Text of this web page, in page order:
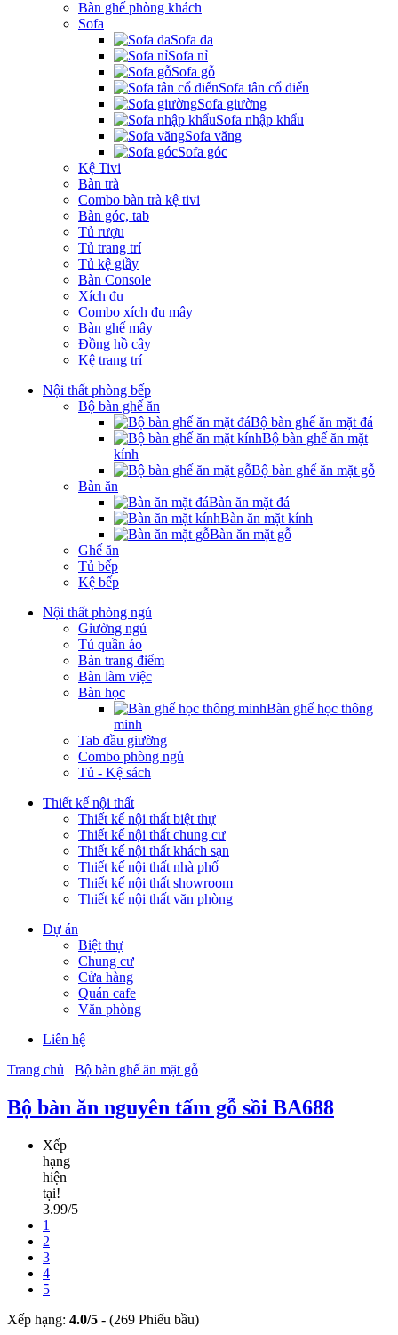
Bàn ghế phòng khách
Sofa
Sofa da
Sofa nỉ
Sofa gỗ
Sofa tân cổ điển
Sofa giường
Sofa nhập khẩu
Sofa văng
Sofa góc
Kệ Tivi
Bàn trà
Combo bàn trà kệ tivi
Bàn góc, tab
Tủ rượu
Tủ trang trí
Tủ kệ giầy
Bàn Console
Xích đu
Combo xích đu mây
Bàn ghế mây
Đồng hồ cây
Kệ trang trí
Nội thất phòng bếp
Bộ bàn ghế ăn
Bộ bàn ghế ăn mặt đá
Bộ bàn ghế ăn mặt
kính
Bộ bàn ghế ăn mặt gỗ
Bàn ăn
Bàn ăn mặt đá
Bàn ăn mặt kính
Bàn ăn mặt gỗ
Ghế ăn
Tủ bếp
Kệ bếp
Nội thất phòng ngủ
Giường ngủ
Tủ quần áo
Bàn trang điểm
Bàn làm việc
Bàn học
Bàn ghế học thông
minh
Tab đầu giường
Combo phòng ngủ
Tủ - Kệ sách
Thiết kế nội thất
Thiết kế nội thất biệt thự
Thiết kế nội thất chung cư
Thiết kế nội thất khách sạn
Thiết kế nội thất nhà phố
Thiết kế nội thất showroom
Thiết kế nội thất văn phòng
Dự án
Biệt thự
Chung cư
Cửa hàng
Quán cafe
Văn phòng
Liên hệ
Trang chủ
Bộ bàn ghế ăn mặt gỗ
Bộ bàn ăn nguyên tấm gỗ sồi BA688
Xếp
hạng
hiện
tại!
3.99/5
1
2
3
4
5
Xếp hạng: 4.0/5 - (269 Phiếu bầu)